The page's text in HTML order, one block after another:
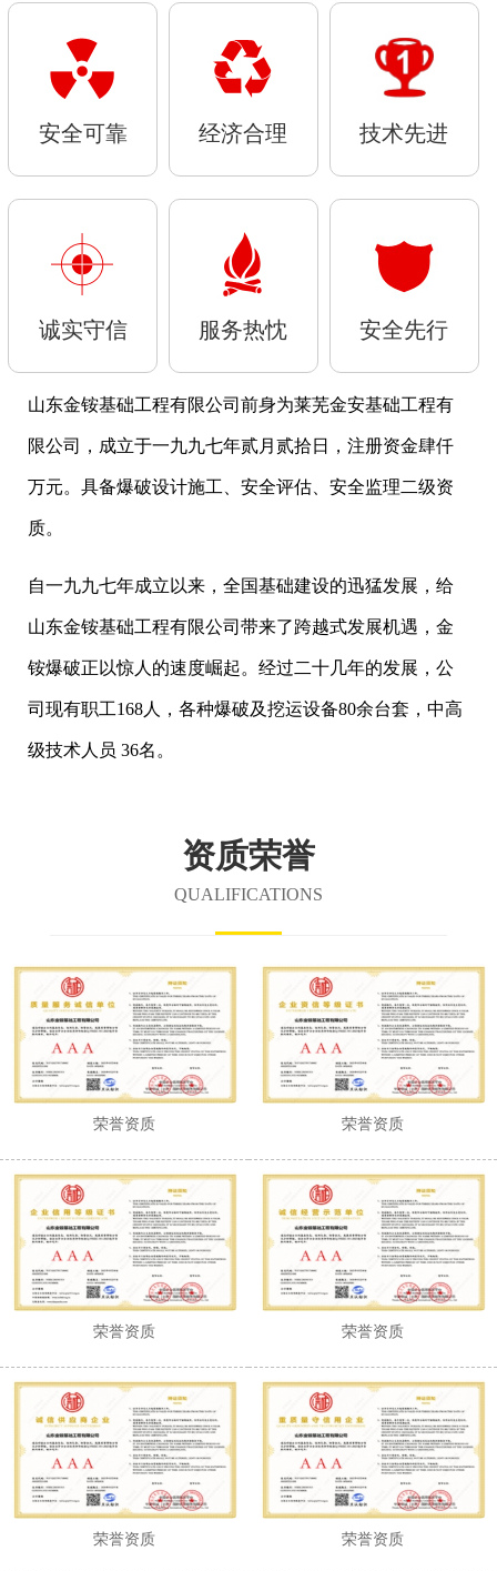
安全可靠 经济合理 技术先进
诚实守信 服务热忱 安全先行
山东金铵基础工程有限公司前身为莱芜金安基础工程有
限公司，成立于一九九七年贰月贰拾日，注册资金肆仟
万元。具备爆破设计施工、安全评估、安全监理二级资
质。
自一九九七年成立以来，全国基础建设的迅猛发展，给
山东金铵基础工程有限公司带来了跨越式发展机遇，金
铵爆破正以惊人的速度崛起。经过二十几年的发展，公
司现有职工168人，各种爆破及挖运设备80余台套，中高
级技术人员 36名。
资质荣誉
QUALIFICATIONS
荣誉资质 荣誉资质
荣誉资质 荣誉资质
荣誉资质 荣誉资质